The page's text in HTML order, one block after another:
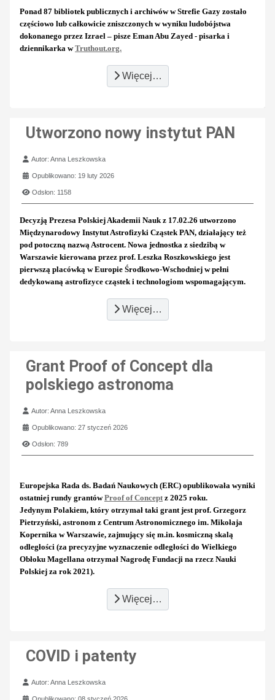
Ponad 87 bibliotek publicznych i archiwów w Strefie Gazy zostało
częściowo lub całkowicie zniszczonych w wyniku ludobójstwa
dokonanego przez Izrael – pisze Eman Abu Zayed - pisarka i
dziennikarka wTruthout.org.
Więcej…
Utworzono nowy instytut PAN
Szczegóły
Autor:Anna Leszkowska
Opublikowano: 19 luty 2026
Odsłon: 1158
Decyzją Prezesa Polskiej Akademii Nauk z 17.02.26 utworzono
Międzynarodowy Instytut Astrofizyki Cząstek PAN, działający też
pod potoczną nazwą Astrocent. Nowa jednostka z siedzibą w
Warszawie kierowana przez prof. Leszka Roszkowskiego jest
pierwszą placówką w Europie Środkowo-Wschodniej w pełni
dedykowaną astrofizyce cząstek i technologiom wspomagającym.
Więcej…
Grant Proof of Concept dla
polskiego astronoma
Szczegóły
Autor:Anna Leszkowska
Opublikowano: 27 styczeń 2026
Odsłon: 789
Europejska Rada ds. Badań Naukowych (ERC) opublikowała wyniki
ostatniej rundy grantówProof of Conceptz 2025 roku.
Jedynym Polakiem, który otrzymał taki grant jest prof. Grzegorz
Pietrzyński, astronom z Centrum Astronomicznego im. Mikołaja
Kopernika w Warszawie, zajmujący się m.in. kosmiczną skalą
odległości (za precyzyjne wyznaczenie odległości do Wielkiego
Obłoku Magellana otrzymał Nagrodę Fundacji na rzecz Nauki
Polskiej za rok 2021).
Więcej…
COVID i patenty
Szczegóły
Autor:Anna Leszkowska